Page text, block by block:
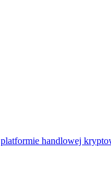
platformie handlowej